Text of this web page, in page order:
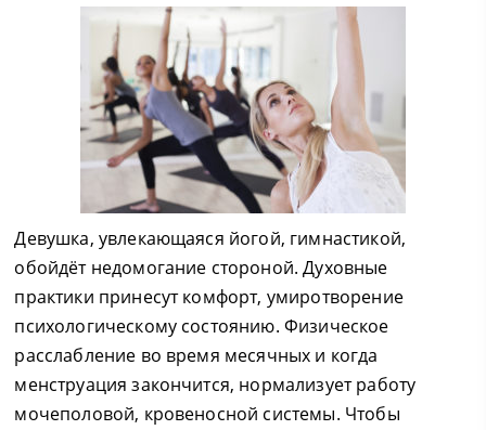
Девушка, увлекающаяся йогой, гимнастикой,
обойдёт недомогание стороной. Духовные
практики принесут комфорт, умиротворение
психологическому состоянию. Физическое
расслабление во время месячных и когда
менструация закончится, нормализует работу
мочеполовой, кровеносной системы. Чтобы